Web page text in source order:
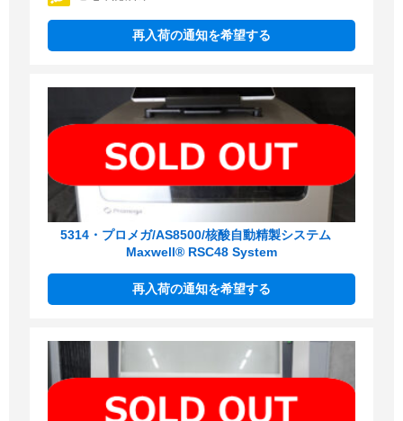
再入荷の通知を希望する
5314・プロメガ/AS8500/核酸自動精製システム
Maxwell® RSC48 System
再入荷の通知を希望する